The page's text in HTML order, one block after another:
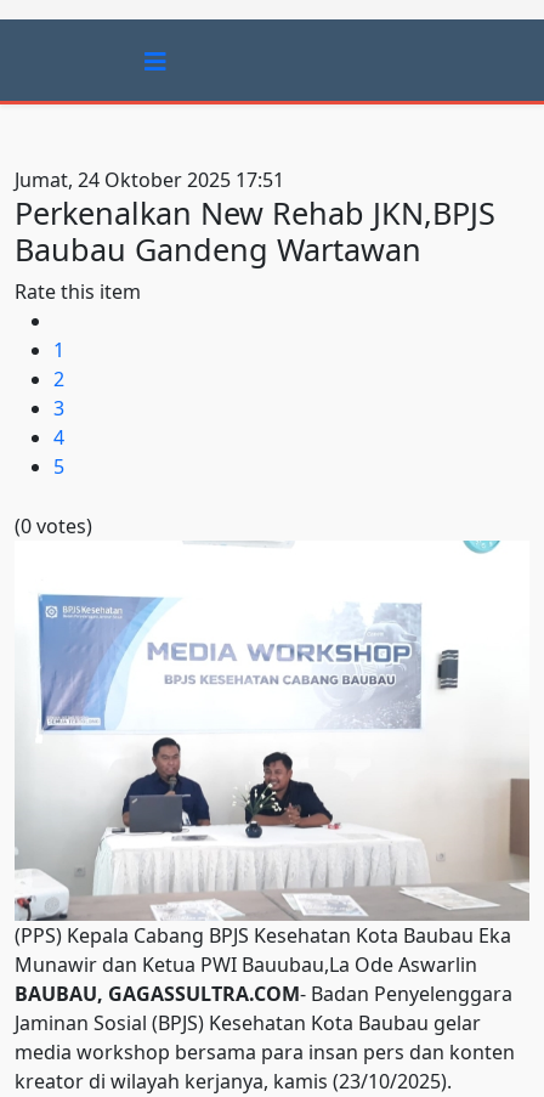
Jumat, 24 Oktober 2025 17:51
Perkenalkan New Rehab JKN,BPJS
Baubau Gandeng Wartawan
Rate this item
1
2
3
4
5
(0 votes)
(PPS) Kepala Cabang BPJS Kesehatan Kota Baubau Eka
Munawir dan Ketua PWI Bauubau,La Ode Aswarlin
BAUBAU, GAGASSULTRA.COM- Badan Penyelenggara
Jaminan Sosial (BPJS) Kesehatan Kota Baubau gelar
media workshop bersama para insan pers dan konten
kreator di wilayah kerjanya, kamis (23/10/2025).